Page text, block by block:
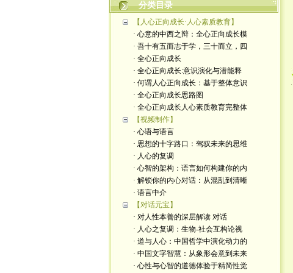
分类目录
【人心正向成长·人心素质教育】
· 心意的中西之辩：全心正向成长模
· 吾十有五而志于学，三十而立，四
· 全心正向成长
· 全心正向成长:意识演化与潜能释
· 何谓人心正向成长：基于整体意识
· 全心正向成长思路图
· 全心正向成长人心素质教育完整体
【视频制作】
· 心语与语言
· 思想的十字路口：驾驭未来的思维
· 人心的复调
· 心智的架构：语言如何构建你的内
· 解锁你的内心对话：从混乱到清晰
· 语言中介
【对话元宝】
· 对人性本善的深层解读 对话
· 人心之复调：生物-社会互构论视
· 道与人心：中国哲学中演化动力的
· 中国文字智慧：从象形会意到未来
· 心性与心智的道德体验于精简性觉